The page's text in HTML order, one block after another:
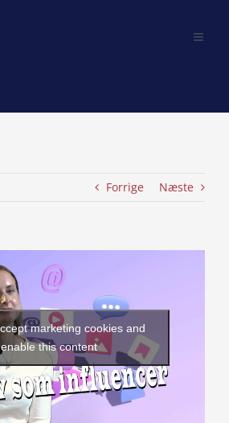
Forrige Næste
marketing cookies and
enable this content